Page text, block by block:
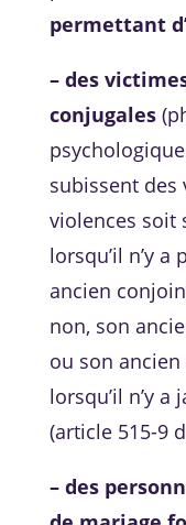
permettant
– des
conjugales
subissent des
violences soit
lorsqu’il n’y
ancien
non, son
ou son
lorsqu’il n’y
(article 515-9
– des